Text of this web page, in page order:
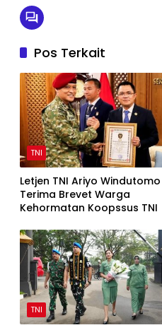
Pos Terkait
TNI
Letjen TNI Ariyo Windutomo
Terima Brevet Warga
Kehormatan Koopssus TNI
TNI